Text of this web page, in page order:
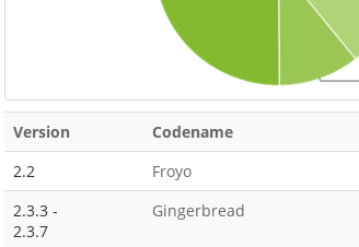
Version Codename
2.2
Froyo
2.3.3 -
2.3.7
Gingerbread